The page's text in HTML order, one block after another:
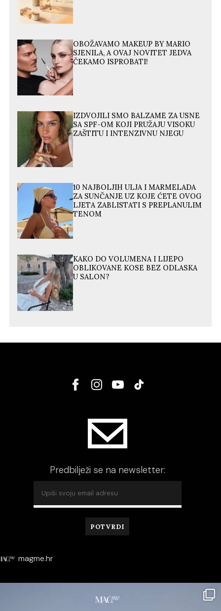
OBOŽAVAMO MAKEUP BY MARIO
SJENILA, A OVAJ NOVITET JEDVA
ČEKAMO ISPROBATI!
IZDVOJILI SMO BALZAME ZA USNE
SA SPF-OM KOJI PRUŽAJU VISOKU
ZAŠTITU I INTENZIVNU NJEGU
10 NAJBOLJIH ULJA I MARMELADA
ZA SUNČANJE UZ KOJE ĆETE OVOG
LJETA ZABLISTATI S PREPLANULIM
TENOM
KAKO DO VOLUMENA I LIJEPO
OBLIKOVANE KOSE BEZ ODLASKA
U SALON?
Predbilježi se na newsletter:
magme.hr